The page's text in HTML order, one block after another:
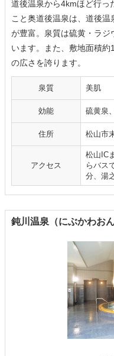
道後温泉から4kmほど行っ
こと奥道後温泉は、道後
が豊富。泉質は硫黄・ラジ
います。また、敷地面積
の広さを誇ります。
泉質 美肌
効能 硫黄泉
住所 松山市
アクセス
松山IC
らバス
分、湯
鈍川温泉（にぶかわおん